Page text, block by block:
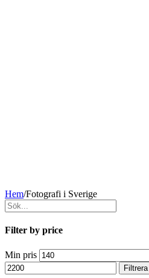
Hem/Fotografi i Sverige
Filter by price
Min pris
Filtrera